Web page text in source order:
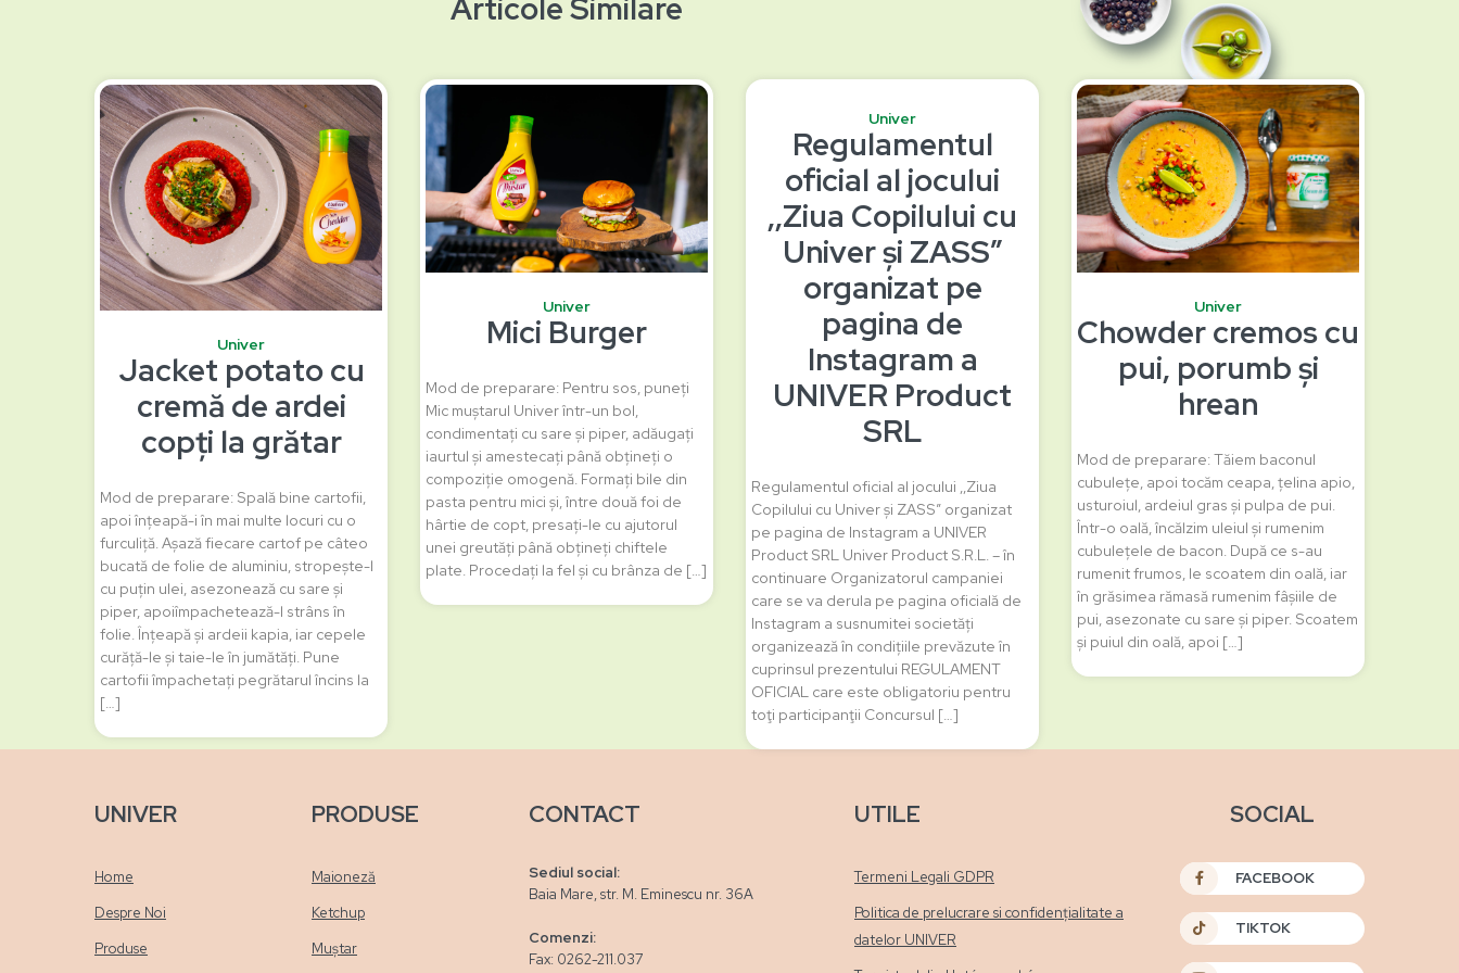
Articole Similare
Univer
Jacket potato cu
cremă de ardei
copți la grătar
Mod de preparare: Spală bine cartofii,
apoi înțeapă-i în mai multe locuri cu o
furculiță. Așază fiecare cartof pe câteo
bucată de folie de aluminiu, stropește-l
cu puțin ulei, asezonează cu sare și
piper, apoiîmpachetează-l strâns în
folie. Înțeapă și ardeii kapia, iar cepele
curăță-le și taie-le în jumătăți. Pune
cartofii împachetați pegrătarul încins la
[…]
Univer
Mici Burger
Mod de preparare: Pentru sos, puneți
Mic muștarul Univer într-un bol,
condimentați cu sare și piper, adăugați
iaurtul și amestecați până obțineți o
compoziție omogenă. Formați bile din
pasta pentru mici și, între două foi de
hârtie de copt, presați-le cu ajutorul
unei greutăți până obțineți chiftele
plate. Procedați la fel și cu brânza de […]
Univer
Regulamentul
oficial al jocului
‚,Ziua Copilului cu
Univer și ZASS”
organizat pe
pagina de
Instagram a
UNIVER Product
SRL
Regulamentul oficial al jocului ‚,Ziua
Copilului cu Univer și ZASS” organizat
pe pagina de Instagram a UNIVER
Product SRL Univer Product S.R.L. – în
continuare Organizatorul campaniei
care se va derula pe pagina oficială de
Instagram a susnumitei societăți
organizează în condițiile prevăzute în
cuprinsul prezentului REGULAMENT
OFICIAL care este obligatoriu pentru
toţi participanţii Concursul […]
Univer
Chowder cremos cu
pui, porumb și
hrean
Mod de preparare: Tăiem baconul
cubulețe, apoi tocăm ceapa, țelina apio,
usturoiul, ardeiul gras și pulpa de pui.
Într-o oală, încălzim uleiul și rumenim
cubulețele de bacon. După ce s-au
rumenit frumos, le scoatem din oală, iar
în grăsimea rămasă rumenim fâșiile de
pui, asezonate cu sare și piper. Scoatem
și puiul din oală, apoi […]
UNIVER
Home
Despre Noi
Produse
PRODUSE
Maioneză
Ketchup
Muștar
CONTACT
Sediul social:
Baia Mare, str. M. Eminescu nr. 36A
Comenzi:
Fax: 0262-211.037
UTILE
Termeni Legali GDPR
Politica de prelucrare si confidențialitate a
datelor UNIVER
SOCIAL
FACEBOOK
TIKTOK